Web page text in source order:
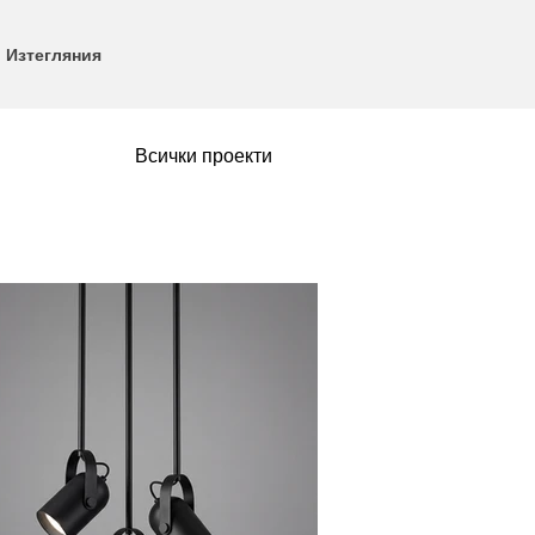
Изтегляния
Всички проекти